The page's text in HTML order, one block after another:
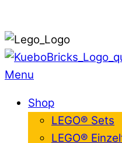
Menu
Shop
LEGO® Sets
LEGO®